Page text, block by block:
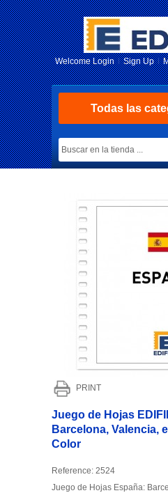
WelcomeLogin Sign Up
Todas las
PRINT
Juego de Hojas
Barcelona, Valencia,
Color
Reference: 2524
Juego de Hojas España: